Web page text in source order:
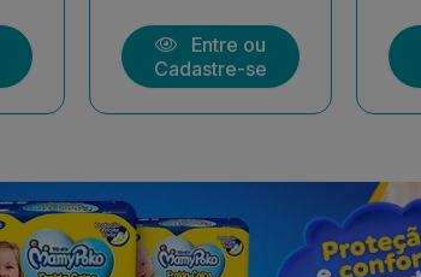
Entre ou
Cadastre-se